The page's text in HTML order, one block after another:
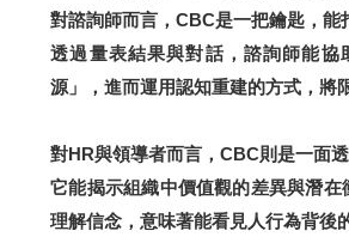
對諮詢師而言，CBC是一把鑰匙，能
透過量表結果與對話，諮詢師能
源」，進而運用認知重建的方式，將
對HR與領導者而言，CBC則是一面透
它能揭示組織中價值觀的差異與潛
理解信念，意味著能看見人行為背後